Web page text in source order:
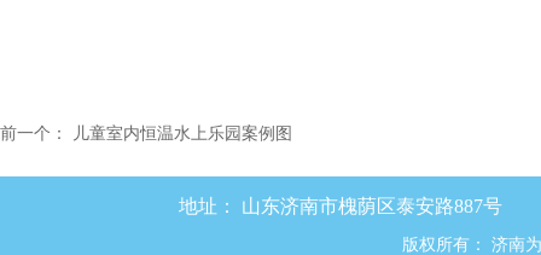
前一个： 儿童室内恒温水上乐园案例图
地址： 山东济南市槐荫区泰安路887号
版权所有： 济南